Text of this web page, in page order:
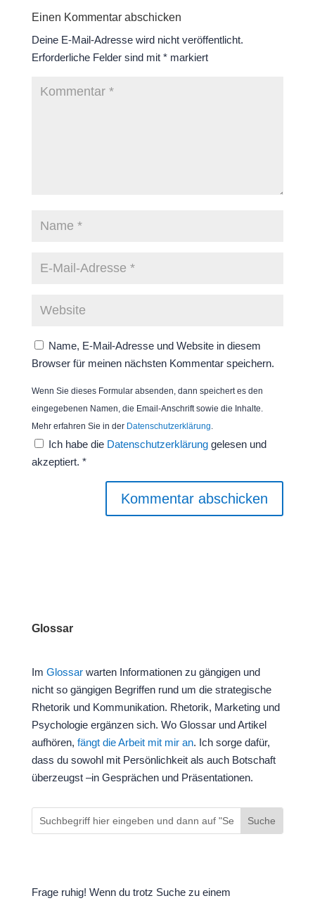
Einen Kommentar abschicken
Deine E-Mail-Adresse wird nicht veröffentlicht.
Erforderliche Felder sind mit *markiert
Name, E-Mail-Adresse und Website in diesem
Browser für meinen nächsten Kommentar speichern.
Wenn Sie dieses Formular absenden, dann speichert es den
eingegebenen Namen, die Email-Anschrift sowie die Inhalte.
Mehr erfahren Sie in der Datenschutzerklärung.
Ich habe die Datenschutzerklärung gelesen und
akzeptiert. *
Kommentar abschicken
Glossar
Im Glossarwarten Informationen zu gängigen und
nicht so gängigen Begriffen rund um die strategische
Rhetorik und Kommunikation. Rhetorik, Marketing und
Psychologie ergänzen sich. Wo Glossar und Artikel
aufhören, fängt die Arbeit mit mir an. Ich sorge dafür,
dass du sowohl mit Persönlichkeit als auch Botschaft
überzeugst –in Gesprächen und Präsentationen.
Frage ruhig! Wenn du trotz Suche zu einem